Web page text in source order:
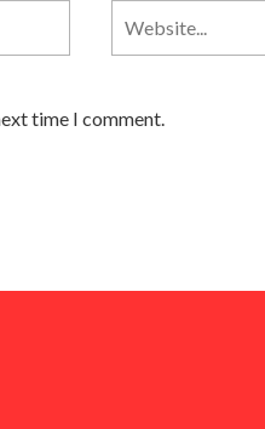
time I comment.